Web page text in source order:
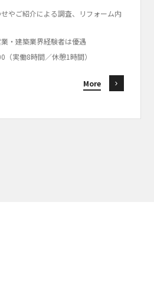
やご紹介による調査、リフォーム内
・建築業界経験者は優遇
実働8時間／休憩1時間）
More